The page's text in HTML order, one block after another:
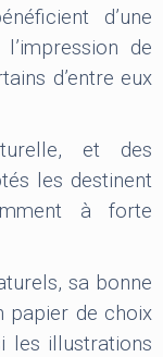
d’une
de
d’entre eux
et des
les destinent
à forte
sa bonne
papier de choix
les illustrations